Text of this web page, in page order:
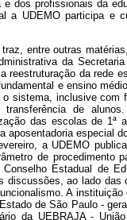
dos profissionais da
a UDEMO participa e
entre outras
da
reestruturação da rede
e ensino
sistema, inclusive com
de
das escolas de 1ª
aposentadoria especial
a UDEMO
de procedimento
Estadual de
discussões, ao lado
A
de São Paulo -
da UEBRAJA -